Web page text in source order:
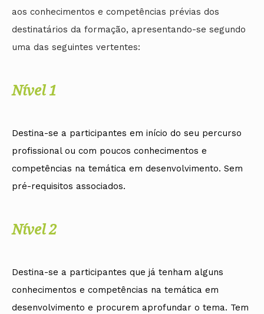
aos conhecimentos e competências prévias dos
destinatários da formação, apresentando-se segundo
uma das seguintes vertentes:
Nível 1
Destina-se a participantes em início do seu percurso
profissional ou com poucos conhecimentos e
competências na temática em desenvolvimento. Sem
pré-requisitos associados.
Nível 2
Destina-se a participantes que já tenham alguns
conhecimentos e competências na temática em
desenvolvimento e procurem aprofundar o tema. Tem